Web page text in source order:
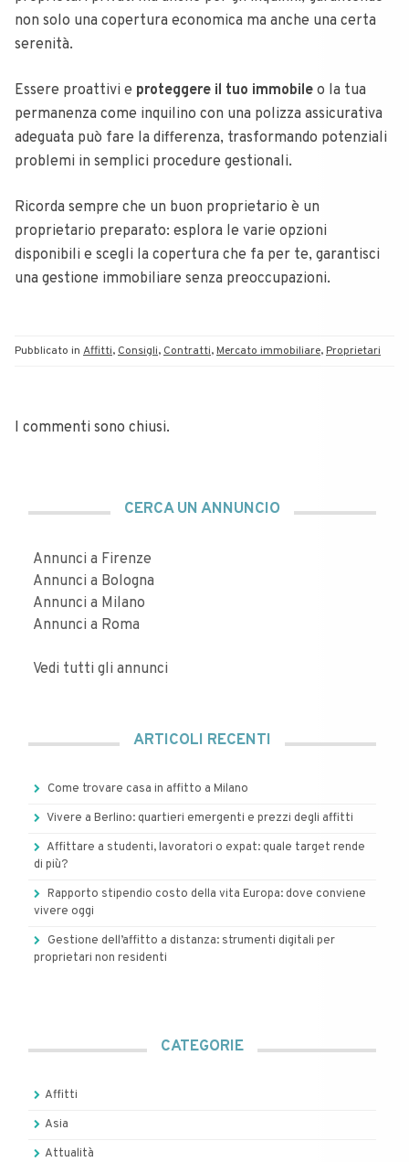
non solo una copertura economica ma anche una certa
serenità.
Essere proattivi e proteggere il tuo immobile o la tua
permanenza come inquilino con una polizza assicurativa
adeguata può fare la differenza, trasformando potenziali
problemi in semplici procedure gestionali.
Ricorda sempre che un buon proprietario è un
proprietario preparato: esplora le varie opzioni
disponibili e scegli la copertura che fa per te, garantisci
una gestione immobiliare senza preoccupazioni.
Pubblicato in Affitti,Consigli,Contratti,Mercato immobiliare,Proprietari
I commenti sono chiusi.
CERCA UN ANNUNCIO
Annunci a Firenze
Annunci a Bologna
Annunci a Milano
Annunci a Roma
Vedi tutti gli annunci
ARTICOLI RECENTI
Come trovare casa in affitto a Milano
Vivere a Berlino: quartieri emergenti e prezzi degli affitti
Affittare a studenti, lavoratori o expat: quale target rende
di più?
Rapporto stipendio costo della vita Europa: dove conviene
vivere oggi
Gestione dell’affitto a distanza: strumenti digitali per
proprietari non residenti
CATEGORIE
Affitti
Asia
Attualità